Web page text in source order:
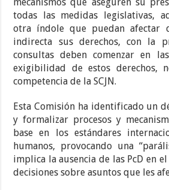
todas las medidas legislativas,
otra índole que puedan afectar
indirecta sus derechos, con la
consultas deben comenzar en
exigibilidad de estos derechos,
competencia de la SCJN.
Esta Comisión ha identificado un
y formalizar procesos y
base en los estándares
humanos, provocando una
implica la ausencia de las PcD en
decisiones sobre asuntos que les